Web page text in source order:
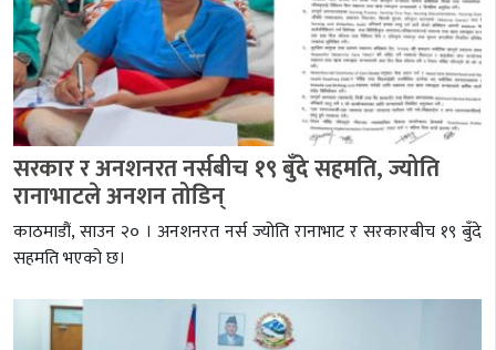
सरकार र अनशनरत नर्सबीच १९ बुँदे सहमति, ज्योति
रानाभाटले अनशन तोडिन्
काठमाडौं, साउन २० । अनशनरत नर्स ज्योति रानाभाट र सरकारबीच १९ बुँदे
सहमति भएको छ।